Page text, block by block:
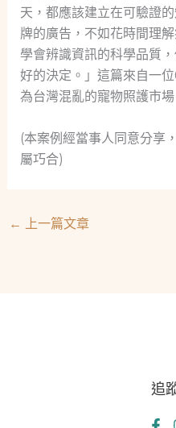
天，都應該建立在可驗證
牌的廣告，不如花時間理
學會辨識資訊的科學品質
好的決定。」這篇來自一
為台灣混亂的寵物照護市
(本案例經當事人同意分享
屬巧合)
← 上一篇文章
追